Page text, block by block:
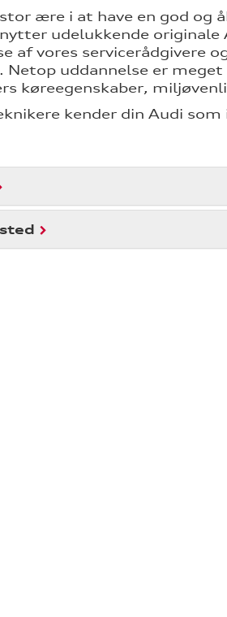
ære i at have en god og
udelukkende
af vores servicerådgivere
Netop uddannelse er
køreegenskaber,
kender din Audi